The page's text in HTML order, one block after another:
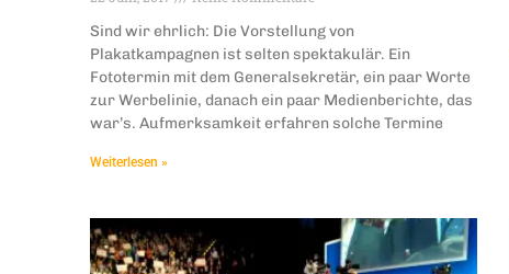
Sind wir ehrlich: Die Vorstellung von
Plakatkampagnen ist selten spektakulär. Ein
Fototermin mit dem Generalsekretär, ein paar Worte
zur Werbelinie, danach ein paar Medienberichte, das
war’s. Aufmerksamkeit erfahren solche Termine
Weiterlesen »